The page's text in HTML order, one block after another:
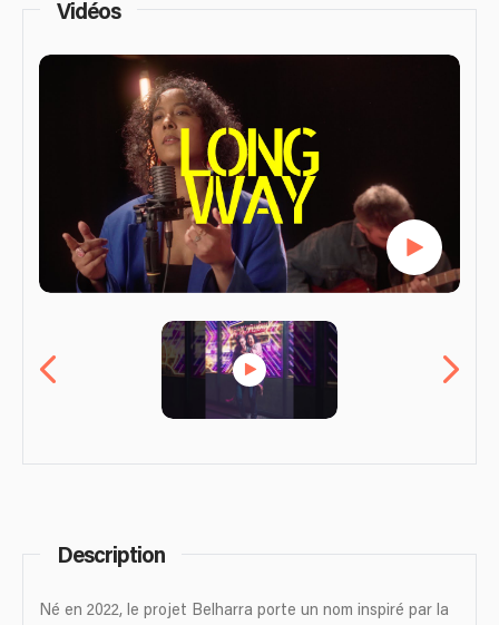
Vidéos
Description
Né en 2022, le projet Belharra porte un nom inspiré par la